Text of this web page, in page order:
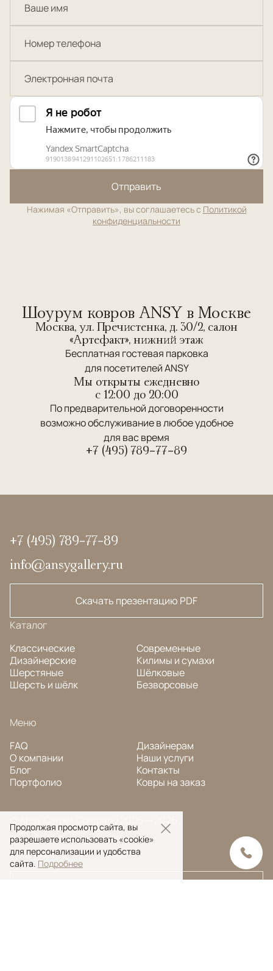
Отправить
Нажимая «Отправить», вы соглашаетесь с Политикой
конфиденциальности
Шоурум ковров ANSY в Москве
Москва, ул. Пречистенка, д. 30/2, салон
«Артефакт», нижний этаж
Бесплатная гостевая парковка
для посетителей ANSY
Мы открыты ежедневно
c 12:00 до 20:00
По предварительной договоренности
возможно обслуживание в любое удобное
для вас время
+7 (495) 789-77-89
+7 (495) 789-77-89
info@ansygallery.ru
Скачать презентацию PDF
Каталог
Классические
Дизайнерские
Шерстяные
Шерсть и шёлк
Современные
Килимы и сумахи
Шёлковые
Безворсовые
Меню
FAQ
О компании
Блог
Портфолио
Дизайнерам
Наши услуги
Контакты
Ковры на заказ
Политика конфиденциальности
Поиск ковра
Продолжая просмотр сайта, вы
разрешаете использовать «cookie»
для персонализации и удобства
сайта. Подробнее